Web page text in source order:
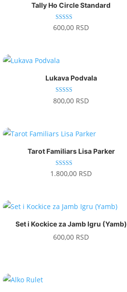
Tally Ho Circle Standard
Ocenjeno sa
5.00
600,00 RSD
Lukava Podvala
Ocenjeno sa
5.00
800,00 RSD
Tarot Familiars Lisa Parker
Ocenjeno sa
5.00
1.800,00 RSD
Set i Kockice za Jamb Igru (Yamb)
600,00 RSD